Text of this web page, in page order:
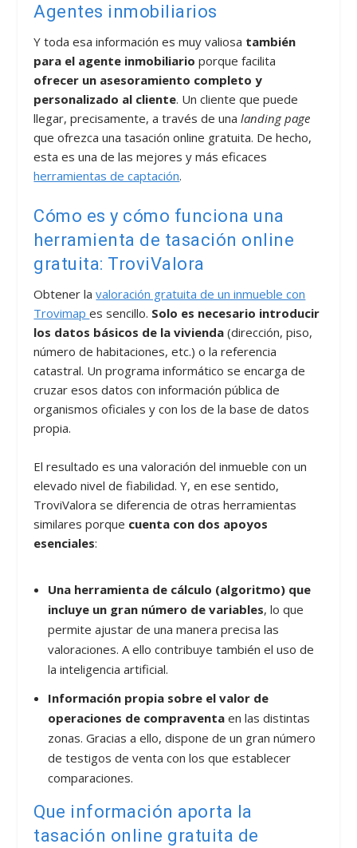
Agentes inmobiliarios
Y toda esa información es muy valiosa también
para el agente inmobiliario porque facilita
ofrecer un asesoramiento completo y
personalizado al cliente. Un cliente que puede
llegar, precisamente, a través de unalanding page
que ofrezca una tasación online gratuita. De hecho,
esta es una de las mejores y más eficaces
herramientas de captación.
Cómo es y cómo funciona una
herramienta de tasación online
gratuita: TroviValora
Obtener lavaloración gratuita de un inmueble con
Trovimapes sencillo. Solo es necesario introducir
los datos básicos de la vivienda (dirección, piso,
número de habitaciones, etc.) o la referencia
catastral. Un programa informático se encarga de
cruzar esos datos con información pública de
organismos oficiales y con los de la base de datos
propia.
El resultado es una valoración del inmueble con un
elevado nivel de fiabilidad. Y, en ese sentido,
TroviValora se diferencia de otras herramientas
similares porque cuenta con dos apoyos
esenciales:
Una herramienta de cálculo (algoritmo) que
incluye un gran número de variables, lo que
permite ajustar de una manera precisa las
valoraciones. A ello contribuye también el uso de
la inteligencia artificial.
Información propia sobre el valor de
operaciones de compraventa en las distintas
zonas. Gracias a ello, dispone de un gran número
de testigos de venta con los que establecer
comparaciones.
Que información aporta la
tasación online gratuita de